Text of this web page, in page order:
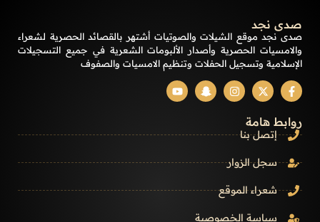
صدى نجد
صدى نجد موقع الشيلات والصوتيات أشتهر بالقصائد الحصرية لشعراء
والامسيات الحصرية وأصدار الألبومات الشعرية في جميع التسجيلات
الإسلامية وتسجيل الحفلات وتنظيم الامسيات والصفوف
روابط هامة
إتصل بنا
سجل الزوار
شعراء الموقع
سياسة الخصوصية